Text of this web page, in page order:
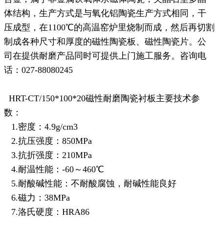
体结构，生产方式是与氧化铝陶瓷生产方式相同，干
压成型，在1100℃的高温窑炉里烧制而成，然后再切割
制成各种尺寸和厚度的磁性陶瓷板、磁性陶瓷片。公
司在提供耐磨产品同时可提供上门施工服务。咨询电
话：027-88080245
HRT-CT/150*100*20磁性耐磨陶瓷衬板主要技术参
数：
1.密度：4.9g/cm3
2.抗压强度：850MPa
3.抗折强度：210MPa
4.耐温性能：-60～460℃
5.耐酸碱性能：不耐酸腐蚀，耐碱性能良好
6.磁力：38MPa
7.洛氏硬度：HRA86